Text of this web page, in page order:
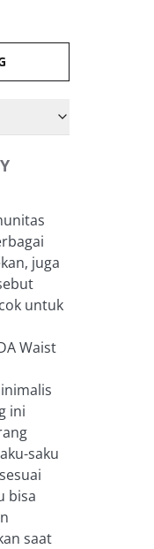
juga
untuk
Waist
ini
saku
bisa
saat